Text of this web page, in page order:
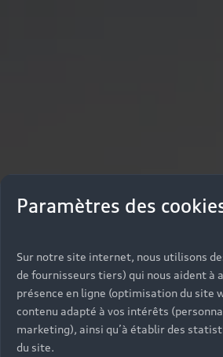
Paramètres des
Sur notre site internet, nous utilisons
de fournisseurs tiers) qui nous aident à
présence en ligne (optimisation du site
contenu adapté à vos intérêts
marketing), ainsi qu’à établir des
du site.